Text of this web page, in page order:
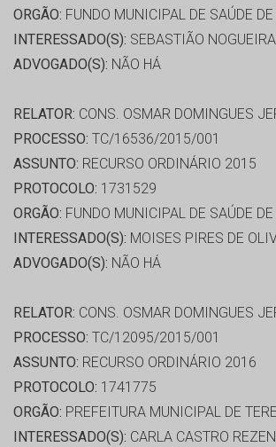
ORGÃO: FUNDO MUNICIPAL DE SAÚDE
INTERESSADO(S): SEBASTIÃO
ADVOGADO(S): NÃO HÁ
RELATOR: CONS. OSMAR DOMINGUES
PROCESSO: TC/16536/2015/001
ASSUNTO: RECURSO ORDINÁRIO 2015
PROTOCOLO: 1731529
ORGÃO: FUNDO MUNICIPAL DE SAÚDE
INTERESSADO(S): MOISES PIRES DE
ADVOGADO(S): NÃO HÁ
RELATOR: CONS. OSMAR DOMINGUES
PROCESSO: TC/12095/2015/001
ASSUNTO: RECURSO ORDINÁRIO 2016
PROTOCOLO: 1741775
ORGÃO: PREFEITURA MUNICIPAL DE
INTERESSADO(S): CARLA CASTRO